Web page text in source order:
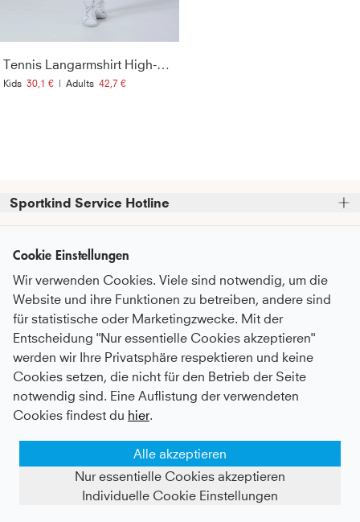
Tennis Langarmshirt High-Neck Damen & Mädchen, pink
Kids 30,1 € | Adults 42,7 €
Sportkind Service Hotline
entgegennehmen können.
Telefonische Unterstützung und Beratung unter:
+49 (0)821 319 499 12
Mo - Do
9:00 - 16:00 Uhr
9:00 - 15:00 Uhr
oder auch gerne per E-Mail an
kundenservice@sportkind.de
Kundenservice
FAQ - Häufige Fragen
Serviceversprechen
Pflegeempfehlungen
Zahlung & Versand
Umtausch & Rückgabe
After Sale Service
MEMBER Programm
Informationen
Über Uns
Nachhaltigkeit
Karriere
Botschafter:in werden
Content-Creator werden
Geschenkkarten kaufen
Newsletter
Abonniere unseren Newsletter
bevor du
zum Checkout gehst
und erhalte
regelmäßige Informationen über
Als Dankeschön erhältst du einen 10%-
Gutschein für deine Bestellung*
Zahlungsmethoden
Datenschutz Widerrufsbelehrung Impressum
Vertrag widerrufen
Cookie Einstellungen
Wir verwenden Cookies. Viele sind notwendig, um die
Website und ihre Funktionen zu betreiben, andere sind
für statistische oder Marketingzwecke. Mit der
Entscheidung "Nur essentielle Cookies akzeptieren"
werden wir Ihre Privatsphäre respektieren und keine
Cookies setzen, die nicht für den Betrieb der Seite
notwendig sind. Eine Auflistung der verwendeten
Cookies findest du hier.
Alle akzeptieren
Nur essentielle Cookies akzeptieren
Individuelle Cookie Einstellungen